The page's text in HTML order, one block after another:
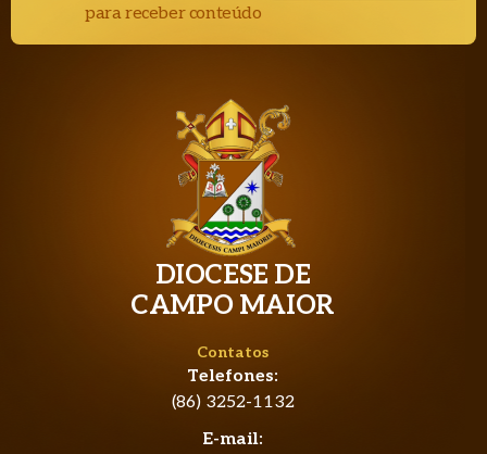
para receber conteúdo
DIOCESE DE
CAMPO MAIOR
Contatos
Telefones:
(86) 3252-1132
E-mail: